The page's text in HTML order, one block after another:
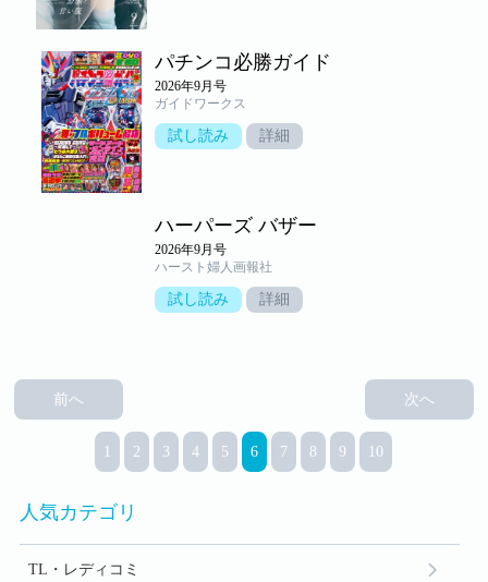
パチンコ必勝ガイド
2026年9月号
ガイドワークス
試し読み 詳細
ハーパーズ バザー
2026年9月号
ハースト婦人画報社
試し読み 詳細
前へ
1 2 3 4 5 6 7 8 9 10
次へ
人気カテゴリ
TL・レディコミ